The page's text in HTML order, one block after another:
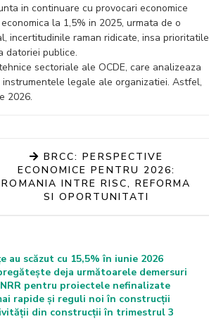
in continuare cu provocari economice
la 1,5% in 2025, urmata de o
incertitudinile raman ridicate, insa prioritatile
datoriei publice.
sectoriale ale OCDE, care analizeaza
legale ale organizatiei. Astfel,
2026.
BRCC: PERSPECTIVE
ECONOMICE PENTRU 2026:
ROMANIA INTRE RISC, REFORMA
SI OPORTUNITATI
scăzut cu 15,5% în iunie 2026
deja următoarele demersuri
pentru proiectele nefinalizate
rapide și reguli noi în construcții
din construcții în trimestrul 3